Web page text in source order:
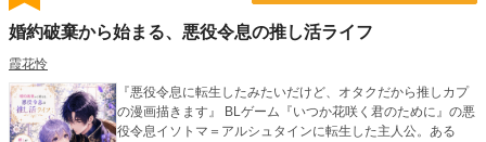
婚約破棄から始まる、悪役令息の推し活ライフ
霞花怜
『悪役令息に転生したみたいだけど、オタクだから推しカプ
の漫画描きます』 BLゲーム『いつか花咲く君のために』の悪
役令息イソトマ＝アルシュタインに転生した主人公。ある